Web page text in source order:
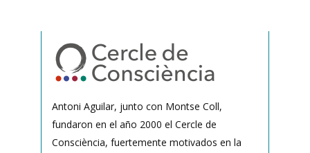
Antoni Aguilar, junto con Montse Coll,
fundaron en el año 2000 el Cercle de
Consciència, fuertemente motivados en la